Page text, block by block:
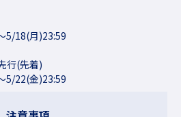
5/18(月)23:59
行(先着)
5/22(金)23:59